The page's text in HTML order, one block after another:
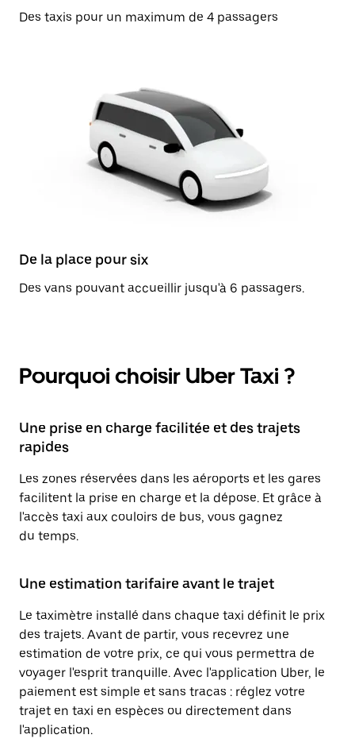
Des taxis pour un maximum de 4 passagers
De la place pour six
Des vans pouvant accueillir jusqu'à 6 passagers.
Pourquoi choisir Uber Taxi ?
Une prise en charge facilitée et des trajets
rapides
Les zones réservées dans les aéroports et les gares
facilitent la prise en charge et la dépose. Et grâce à
l'accès taxi aux couloirs de bus, vous gagnez
du temps.
Une estimation tarifaire avant le trajet
Le taximètre installé dans chaque taxi définit le prix
des trajets. Avant de partir, vous recevrez une
estimation de votre prix, ce qui vous permettra de
voyager l'esprit tranquille. Avec l'application Uber, le
paiement est simple et sans tracas : réglez votre
trajet en taxi en espèces ou directement dans
l'application.